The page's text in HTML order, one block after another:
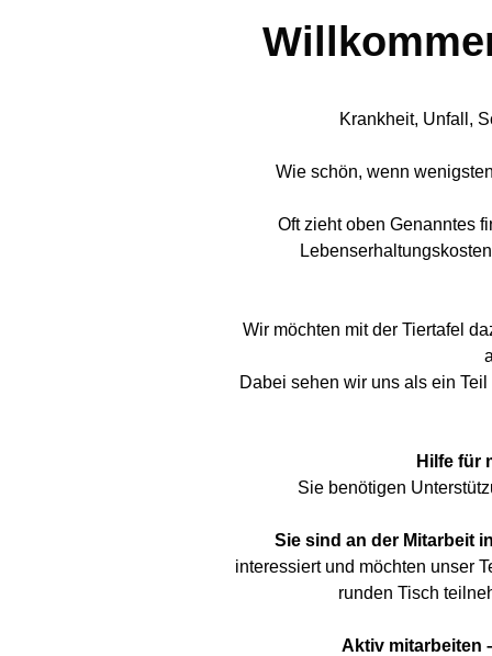
Krankheit, Unfall,
Wie schön, wenn
Oft zieht oben Genanntes
Wir möchten mit der Tiertafel
Dabei sehen wir uns als ein
Hilfe für
Sie benötigen
Sie sind an der Mitarbeit
interessiert und möchten unser
runden Tisch
Aktiv mitarbeiten